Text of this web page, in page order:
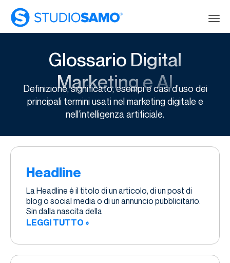
Glossario Digital
Marketing e AI
Definizione, significato, esempi e casi d’uso dei
principali termini usati nel marketing digitale e
nell’intelligenza artificiale.
Headline
La Headline è il titolo di un articolo, di un post di
blog o social media o di un annuncio pubblicitario.
Sin dalla nascita della
LEGGI TUTTO »